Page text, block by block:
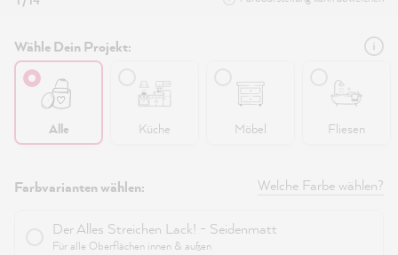
Wähle Dein Projekt:
Alle Küche Möbel Fliesen
Farbvarianten wählen: Welche Farbe wählen?
Der Alles Streichen Lack! - Seidenmatt
Für alle Oberflächen innen & außen